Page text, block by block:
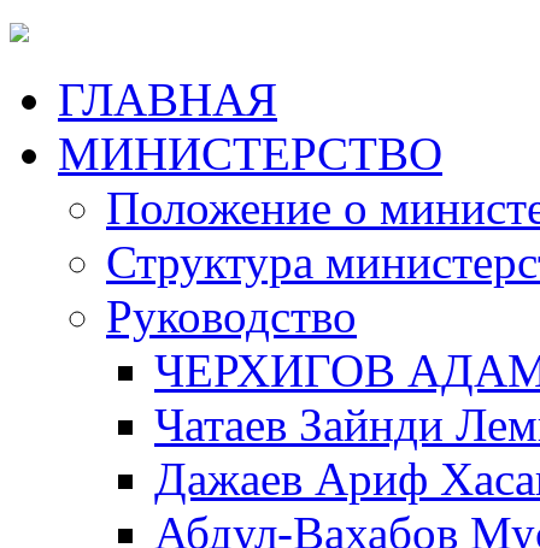
ГЛАВНАЯ
МИНИСТЕРСТВО
Положение о
Структура
Руководство
ЧЕРХИГОВ
Чатаев Зайнди
Дажаев Ариф
Абдул-Вахабов